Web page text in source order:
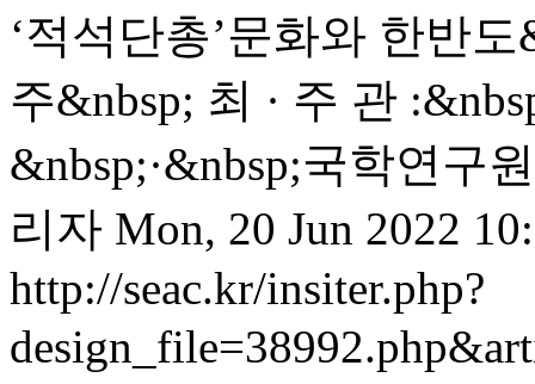
‘적석단총’문화와 한반
주&nbsp; 최 · 주 관
&nbsp;·&nbsp;국학연구
리자 Mon, 20 Jun 2022
http://seac.kr/insiter.php?